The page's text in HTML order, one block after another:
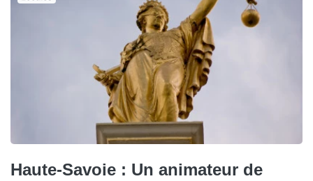
Haute-Savoie : Un animateur de